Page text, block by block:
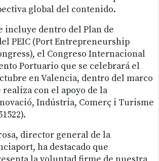
global del contenido.
incluye dentro del Plan de
PEIC (Port Entrepreneurship
el Congreso Internacional
Portuario que se celebrará el
en Valencia, dentro del marco
realiza con el apoyo de la
Indústria, Comerç i Turisme
director general de la
ha destacado que